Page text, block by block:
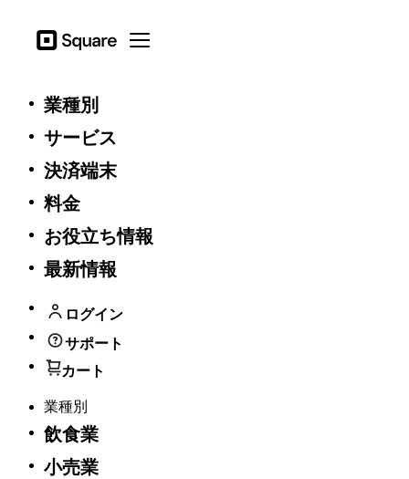
Square Open menu
業種別
サービス
決済端末
料金
お役立ち情報
最新情報
ログイン
サポート
カート
業種別
飲食業
小売業
プロモーション規約 - SQBIONLY18
本プロモーションは期間限定です。2019年1月1日午後
11:59分(日本時間)で終了します。
１つのスクエアアカウントに対し、期間中1回のみ適用
可能です。
スクエアは本プロモーションをいつでも変更し、終了
general
一般利用規約
情報保護方針​
法執行機関などの政府機関に関するリクエスト
Square AI規約
Square API 利用規約